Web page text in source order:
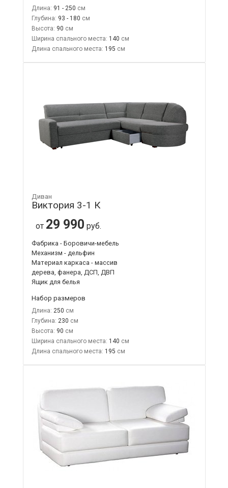
Длина: 91 - 250
Глубина: 93 - 180
Высота: 90
Ширина спального места: 140
Длина спального места: 195
Диван
Виктория 3-1 К
от 29 990 руб.
Фабрика - Боровичи-мебель
Механизм - дельфин
Материал каркаса - массив
дерева, фанера, ДСП, ДВП
Ящик для белья
Набор размеров
Длина: 250
Глубина: 230
Высота: 90
Ширина спального места: 140
Длина спального места: 195